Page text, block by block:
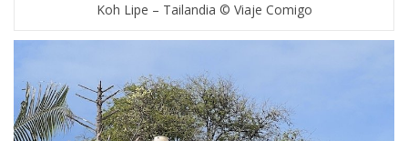
Koh Lipe – Tailandia © Viaje Comigo